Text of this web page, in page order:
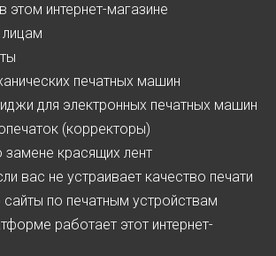
этом интернет-магазине
печатных машин
для электронных печатных машин
(корректоры)
замене красящих лент
вас не устраивает качество печати
по печатным устройствам
работает этот интернет-